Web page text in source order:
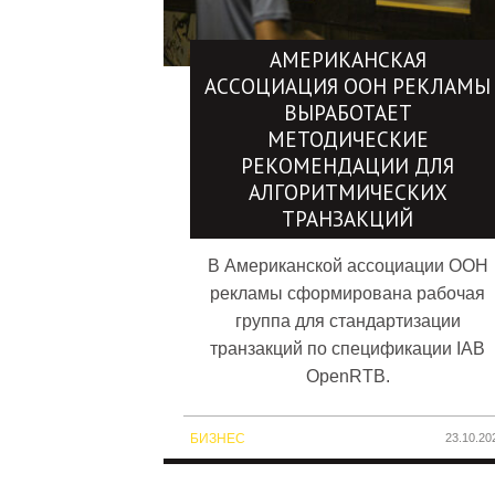
АМЕРИКАНСКАЯ
АССОЦИАЦИЯ OOH РЕКЛАМЫ
ВЫРАБОТАЕТ
МЕТОДИЧЕСКИЕ
РЕКОМЕНДАЦИИ ДЛЯ
АЛГОРИТМИЧЕСКИХ
ТРАНЗАКЦИЙ
В Американской ассоциации OOH
рекламы сформирована рабочая
группа для стандартизации
транзакций по спецификации IAB
OpenRTB.
БИЗНЕС